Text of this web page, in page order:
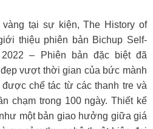
tại sự kiện, The History of
thiệu phiên bản Bichup Self-
2022 – Phiên bản đặc biệt đã
vượt thời gian của bức mành
chế tác từ các thanh tre và
chạm trong 100 ngày. Thiết kế
một bản giao hưởng giữa giá